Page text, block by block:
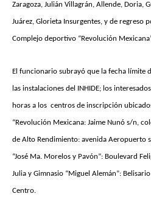
Zaragoza, Julián Villagrán, Allende, Doria,
Juárez, Glorieta Insurgentes, y de regreso
Complejo deportivo “Revolución
El funcionario subrayó que la fecha límite
las instalaciones del INHIDE; los
horas a los centros de inscripción
“Revolución Mexicana: Jaime Nunó s/n,
de Alto Rendimiento: avenida Aeropuerto
“José Ma. Morelos y Pavón”: Boulevard
Julia y Gimnasio “Miguel Alemán”:
Centro.